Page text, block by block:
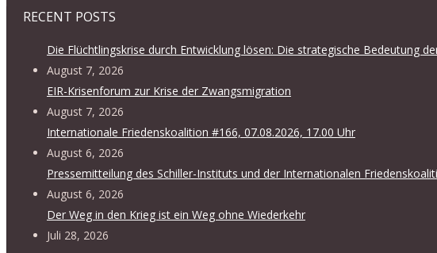
RECENT POSTS
Die Flüchtlingskrise durch Entwicklung lösen: Die strategische Bedeutung
August 7, 2026
EIR-Krisenforum zur Krise der Zwangsmigration
August 7, 2026
Internationale Friedenskoalition #166, 07.08.2026, 17.00 Uhr
August 6, 2026
Pressemitteilung des Schiller-Instituts und der Internationalen
August 6, 2026
Der Weg in den Krieg ist ein Weg ohne Wiederkehr
Juli 28, 2026